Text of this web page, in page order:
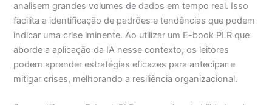
analisem grandes volumes de dados em tempo real. Isso
facilita a identificação de padrões e tendências que podem
indicar uma crise iminente. Ao utilizar um E-book PLR que
aborde a aplicação da IA nesse contexto, os leitores
podem aprender estratégias eficazes para antecipar e
mitigar crises, melhorando a resiliência organizacional.